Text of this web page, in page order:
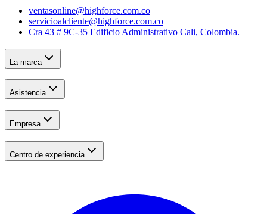
ventasonline@highforce.com.co
servicioalcliente@highforce.com.co
Cra 43 # 9C-35 Edificio Administrativo Cali, Colombia.
La marca
Asistencia
Empresa
Centro de experiencia